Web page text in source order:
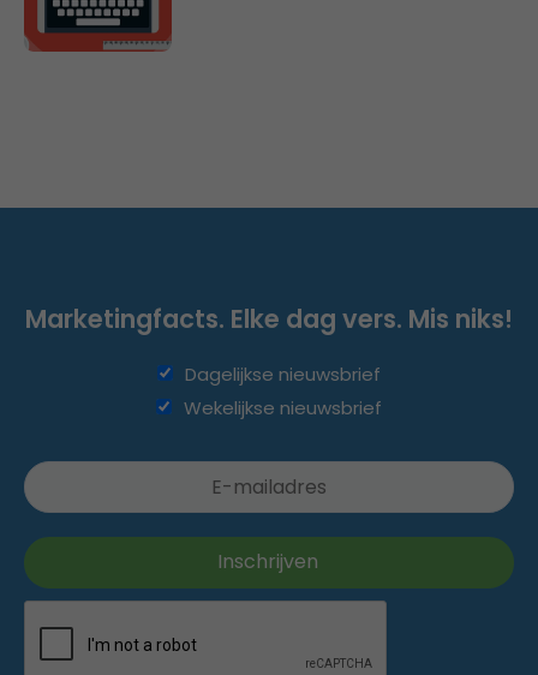
Marketingfacts. Elke dag vers. Mis niks!
Dagelijkse nieuwsbrief
Wekelijkse nieuwsbrief